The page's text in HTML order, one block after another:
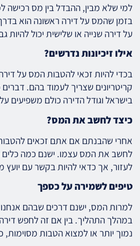
למי שלא מבין, ההבדל בין מס רכישה
בזמן שהמס על דירה ראשונה הוא
על דירה שנייה או שלישית יכול להיות
אילו זיכיונות נדרשים?
בכדי להיות זכאי להטבות המס על
קריטריונים שצריך לעמוד בהם. דברים
בישראל וגודל הדירה כולם משפיעים
כיצד לחשב את המס?
אחרי שהבנתם אם אתם זכאים
לחשב את המס עצמו. ישנם כמה כלים
לעזור, אך כדאי להיות בקשר עם יועץ
טיפים לשמירה על כספך
למרות המס, ישנם דרכים שבהם אנחנו
במהלך התהליך. בין אם זה לחפש
נמוך יותר או למצוא הטבות מסוימות,